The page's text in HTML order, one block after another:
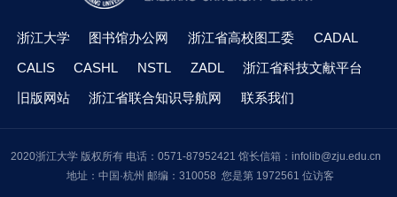
浙江大学 图书馆办公网 浙江省高校图工委
CADAL
CALIS
CASHL NSTL ZADL
浙江省科技文献平台
旧版网站
浙江省联合知识导航网 联系我们
2020浙江大学 版权所有 电话：0571-87952421 馆长信箱：infolib@zju.edu.cn
地址：中国·杭州 邮编：310058 您是第 1972561 位访客